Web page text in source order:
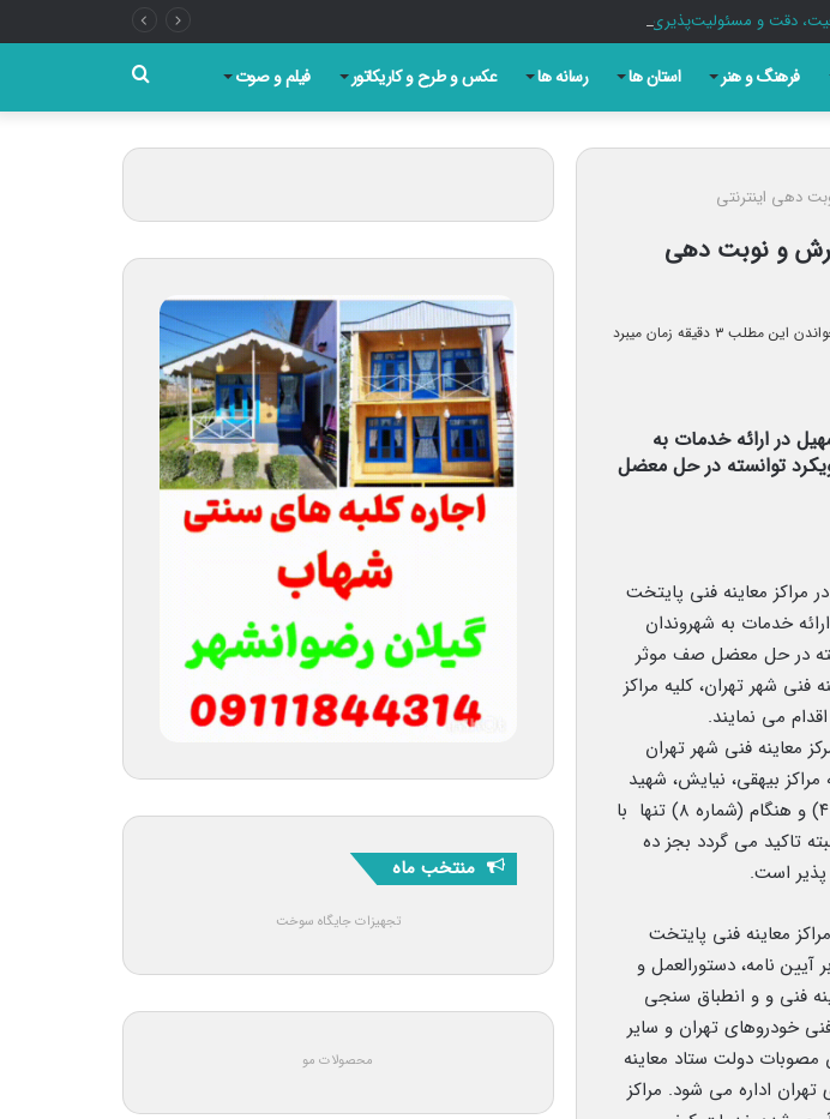
دقت و مسئولیت‌پذیری در روزنامه‌نگاری امروز
فرهنگ و هنر استان ها رسانه ها عکس و طرح و کاریکاتور فیلم و صوت
برای
دهی اینترنتی
و نوبت دهی
این مطلب ۳ دقیقه زمان میبرد
در ارائه خدمات به
توانسته در حل معضل
معاینه فنی پایتخت
خدمات به شهروندان
در حل معضل صف موثر
خودرو به مراکز معاینه فنی شهر تهران، کلیه مراکز
می نمایند.
در خصوص مراکز معاینه فنی اینترنتی توضیح داد: در حال حاضر پذیرش در ۱۰ مرکز معاینه فنی شهر تهران
مراکز بیهقی، نیایش، شهید
آبشناسان، سراج، دماوند و شهید چمران و چهار واحد سیار نوبنیاد، گیلان، هنگام(شماره ۴) و هنگام (شماره ۸) تنها با
تاکید می گردد بجز ده
پذیر است.
معاینه فنی پایتخت
نامه، دستورالعمل و
فنی و و انطباق سنجی
خودروهای تهران و سایر
دولت ستاد معاینه
اداره می شود. مراکز
منتخب ماه
تجهیزات جایگاه سوخت
محصولات مو